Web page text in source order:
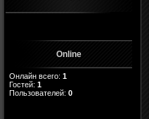
Online
Онлайн всего: 1
Гостей: 1
Пользователей: 0